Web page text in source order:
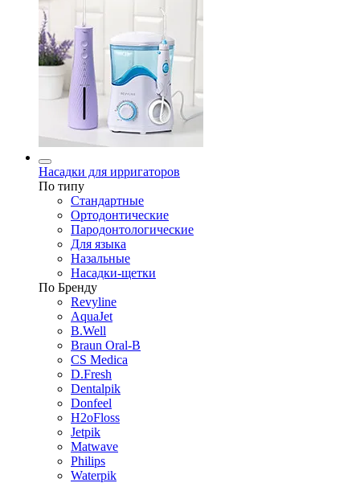
Насадки для ирригаторов
По типу
Стандартные
Ортодонтические
Пародонтологические
Для языка
Назальные
Насадки-щетки
По Бренду
Revyline
AquaJet
B.Well
Braun Oral-B
CS Medica
D.Fresh
Dentalpik
Donfeel
H2oFloss
Jetpik
Matwave
Philips
Waterpik